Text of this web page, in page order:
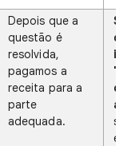
Depois que a
questão é
resolvida,
pagamos a
receita para a
parte
adequada.
Se
do
de